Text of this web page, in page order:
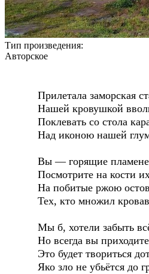
Тип произведения:
Авторское
Прилетала заморская
Нашей кровушкой
Поклевать со стола
Над иконою нашей
Вы — горящие
Посмотрите на кости
На побитые ржою
Тех, кто множил
Мы б, хотели забыть
Но всегда вы
Это будет твориться
Яко зло не убьётся до